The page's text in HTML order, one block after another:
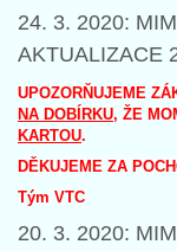
24. 3. 2020:
AKTUALIZACE
UPOZORŇUJEME
NA DOBÍRKU, ŽE
KARTOU.
DĚKUJEME ZA
Tým VTC
20. 3. 2020: